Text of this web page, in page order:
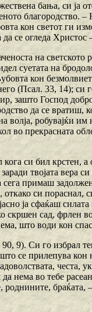
бања, си ја
благородство.
кон светот ги
се огледа Христос
на светското
суетата на
кон
(Псал. 33, 14); си
зашто Господ
да се вратиш,
волја, робувајќи им
во прекрасната
си бил крстен,
твојата вера
примаш
си пораснал,
ја сфаќаш силата
скршен сад, фрлен
што води кон
9). Си го избрал
се прилепува кон
честа,
нема во тебе
браќата, –